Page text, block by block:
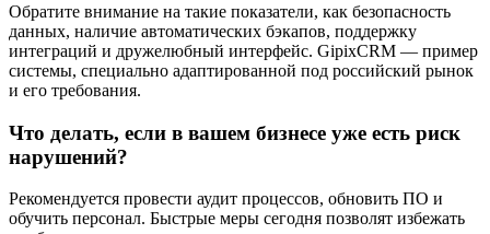
Обратите внимание на такие показатели, как безопасность
данных, наличие автоматических бэкапов, поддержку
интеграций и дружелюбный интерфейс. GipixCRM — пример
системы, специально адаптированной под российский рынок
и его требования.
Что делать, если в вашем бизнесе уже есть риск
нарушений?
Рекомендуется провести аудит процессов, обновить ПО и
обучить персонал. Быстрые меры сегодня позволят избежать